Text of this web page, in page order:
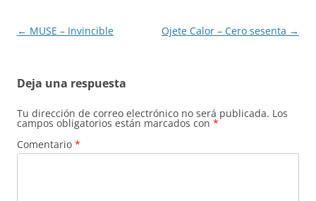
Navegación
← MUSE – Invincible Ojete Calor – Cero sesenta →
Deja una respuesta
Tu dirección de correo electrónico no será publicada. Los
campos obligatorios están marcados con *
Comentario *